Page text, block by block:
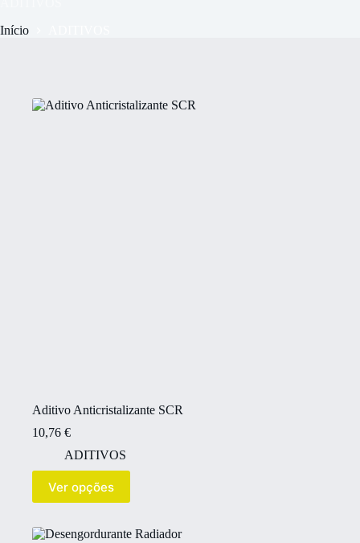
Início
Aditivo Anticristalizante SCR
10,76 €
ADITIVOS
Ver opções